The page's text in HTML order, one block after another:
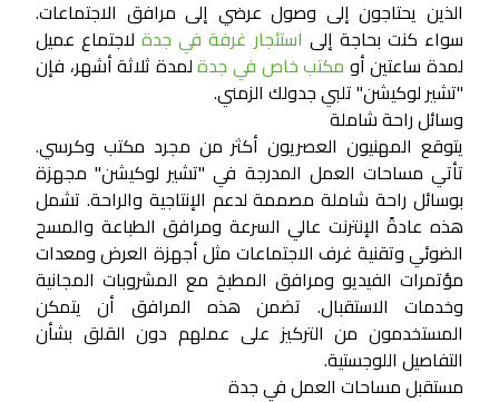
الذين يحتاجون إلى وصول عرضي إلى مرافق الاجتماعات.
سواء كنت بحاجة إلى استئجار غرفة في جدةلاجتماع عميل
لمدة ساعتين أو مكتب خاص في جدةلمدة ثلاثة أشهر، فإن
"تشير لوكيشن" تلبي جدولك الزمني.
وسائل راحة شاملة
يتوقع المهنيون العصريون أكثر من مجرد مكتب وكرسي.
تأتي مساحات العمل المدرجة في "تشير لوكيشن" مجهزة
بوسائل راحة شاملة مصممة لدعم الإنتاجية والراحة. تشمل
هذه عادةً الإنترنت عالي السرعة ومرافق الطباعة والمسح
الضوئي وتقنية غرف الاجتماعات مثل أجهزة العرض ومعدات
مؤتمرات الفيديو ومرافق المطبخ مع المشروبات المجانية
وخدمات الاستقبال. تضمن هذه المرافق أن يتمكن
المستخدمون من التركيز على عملهم دون القلق بشأن
التفاصيل اللوجستية.
مستقبل مساحات العمل في جدة